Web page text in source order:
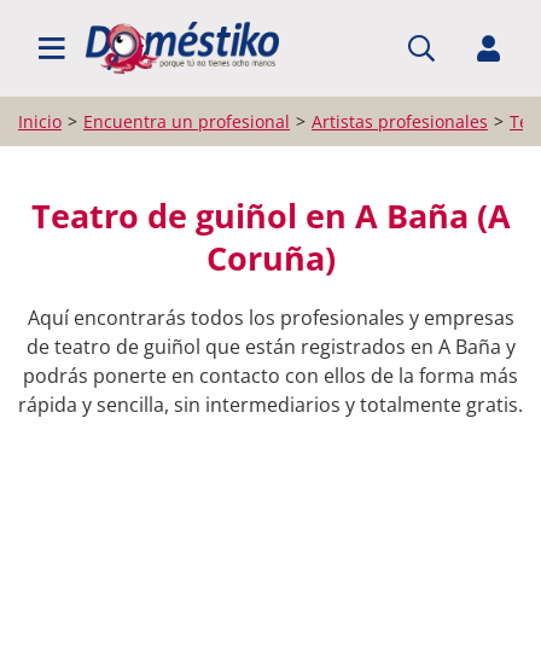
BUSCAR PROFESIONALES
Inicio Encuentra un profesional Artistas profesionales
Teatro de guiñol en A Baña (A
Coruña)
Aquí encontrarás todos los profesionales y empresas
de teatro de guiñol que están registrados en A Baña y
podrás ponerte en contacto con ellos de la forma más
rápida y sencilla, sin intermediarios y totalmente gratis.